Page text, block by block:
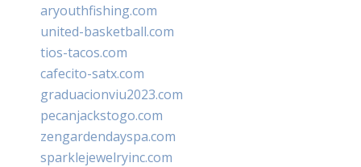
aryouthfishing.com
united-basketball.com
tios-tacos.com
cafecito-satx.com
graduacionviu2023.com
pecanjackstogo.com
zengardendayspa.com
sparklejewelryinc.com